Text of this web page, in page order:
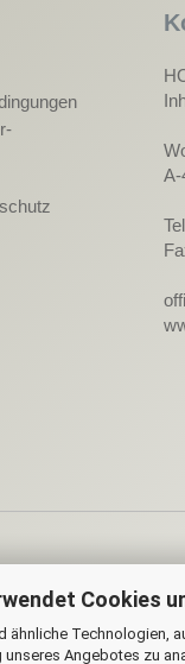
Cookies
ähnliche Technologien,
Angebotes zu
A-